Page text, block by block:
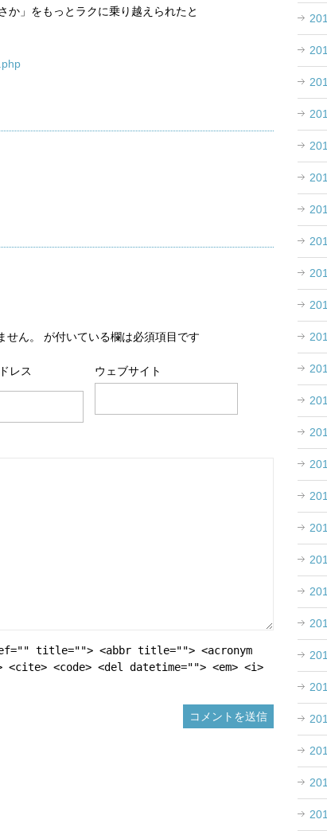
か」をもっとラクに乗り越えられたと
せん。 が付いている欄は必須項目です
レス ウェブサイト
title=""> <abbr title=""> <acronym
<code> <del datetime=""> <em> <i>